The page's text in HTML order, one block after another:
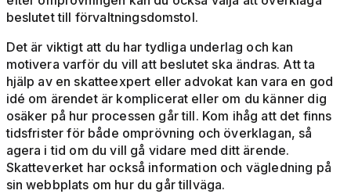
beslutet till förvaltningsdomstol.
Det är viktigt att du har tydliga underlag och kan
motivera varför du vill att beslutet ska ändras. Att ta
hjälp av en skatteexpert eller advokat kan vara en god
idé om ärendet är komplicerat eller om du känner dig
osäker på hur processen går till. Kom ihåg att det finns
tidsfrister för både omprövning och överklagan, så
agera i tid om du vill gå vidare med ditt ärende.
Skatteverket har också information och vägledning på
sin webbplats om hur du går tillväga.